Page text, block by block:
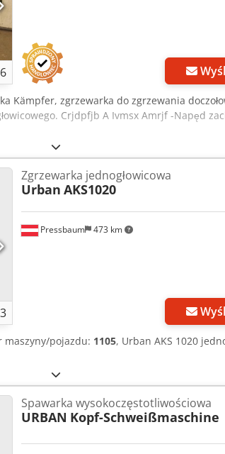
6
Kämpfer, zgrzewarka do zgrzewania
Crjdpfjb A Ivmsx Amrjf -Napęd
3
Pressbaum 473 km
Zgrzewarka jednogłowicowa
Urban AKS1020
maszyny/pojazdu: 1105, Urban AKS 1020
Spawarka wysokoczęstotliwościowa
URBAN Kopf-Schweißmaschine